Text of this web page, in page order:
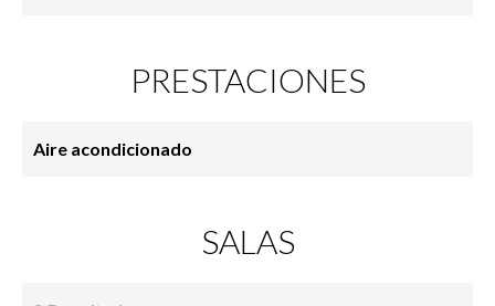
PRESTACIONES
Aire acondicionado
SALAS